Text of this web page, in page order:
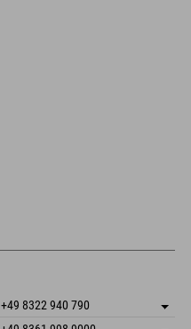
+49 8322 940 790
Uložit adresu